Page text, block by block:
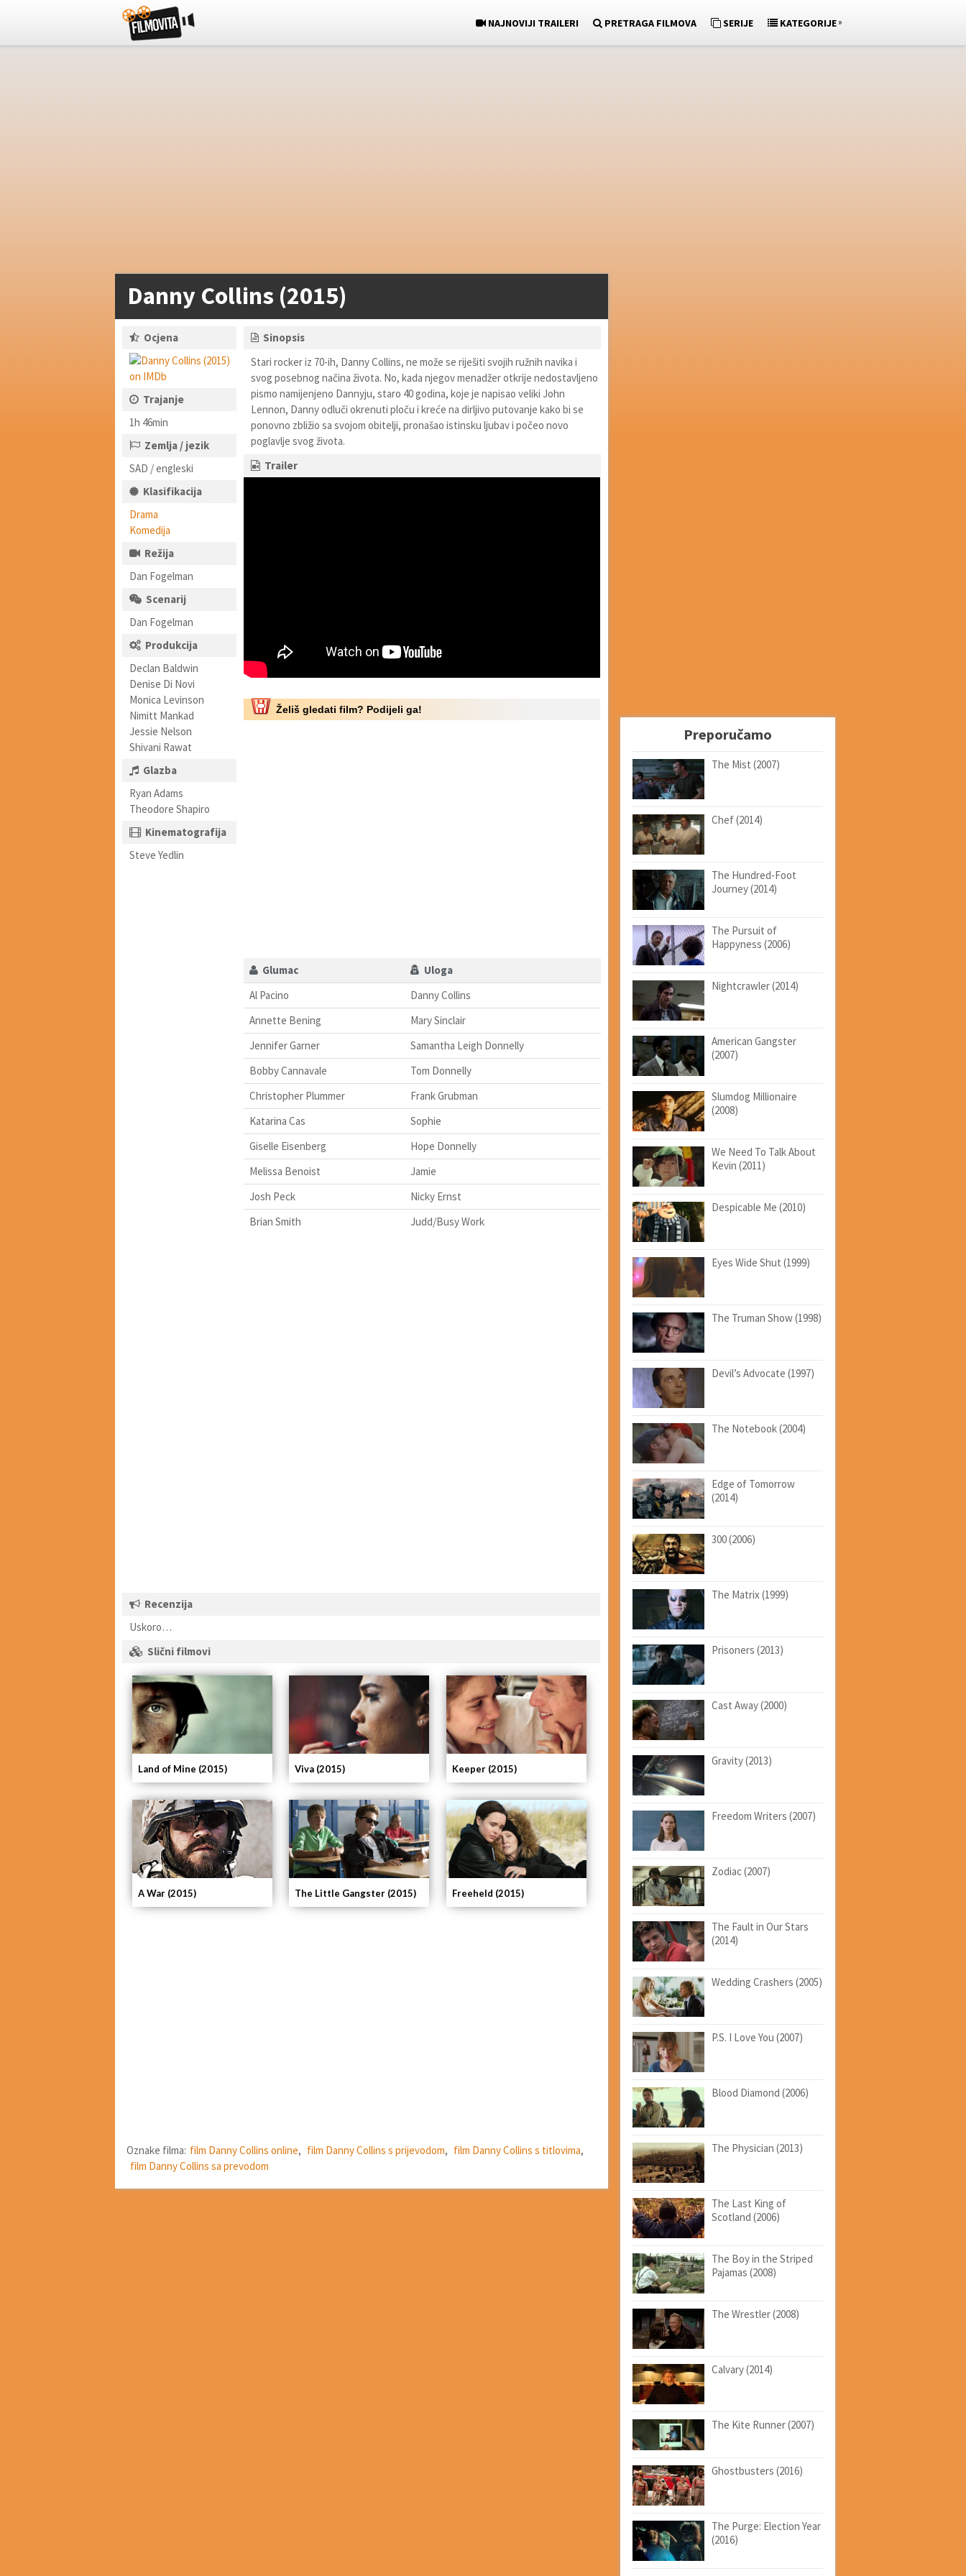
NAJNOVIJI TRAILERI PRETRAGA FILMOVA SERIJE KATEGORIJE»
Danny Collins (2015)
Ocjena
Trajanje
1h 46min
Zemlja / jezik
SAD / engleski
Klasifikacija
Drama
Komedija
Režija
Dan Fogelman
Scenarij
Dan Fogelman
Produkcija
Declan Baldwin
Denise Di Novi
Monica Levinson
Nimitt Mankad
Jessie Nelson
Shivani Rawat
Glazba
Ryan Adams
Theodore Shapiro
Kinematografija
Steve Yedlin
Sinopsis
Stari rocker iz 70-ih, Danny Collins, ne može se riješiti svojih ružnih navika i
svog posebnog načina života. No, kada njegov menadžer otkrije nedostavljeno
pismo namijenjeno Dannyju, staro 40 godina, koje je napisao veliki John
Lennon, Danny odluči okrenuti ploču i kreće na dirljivo putovanje kako bi se
ponovno zbližio sa svojom obitelji, pronašao istinsku ljubav i počeo novo
poglavlje svog života.
Trailer
Želiš gledati film? Podijeli ga!
Glumac
Uloga
Al Pacino
Danny Collins
Annette Bening
Mary Sinclair
Jennifer Garner
Samantha Leigh Donnelly
Bobby Cannavale
Tom Donnelly
Christopher Plummer
Frank Grubman
Katarina Cas
Sophie
Giselle Eisenberg
Hope Donnelly
Melissa Benoist
Jamie
Josh Peck
Nicky Ernst
Brian Smith
Judd/Busy Work
Recenzija
Uskoro…
Slični filmovi
Freeheld (2015)
The Little Gangster (2015)
A War (2015)
Keeper (2015)
Viva (2015)
Land of Mine (2015)
Oznake filma: film Danny Collins online, film Danny Collins s prijevodom, film Danny Collins s titlovima,
film Danny Collins sa prevodom
Preporučamo
The Mist (2007)
Chef (2014)
The Hundred-Foot
Journey (2014)
The Pursuit of
Happyness (2006)
Nightcrawler (2014)
American Gangster
(2007)
Slumdog Millionaire
(2008)
We Need To Talk About
Kevin (2011)
Despicable Me (2010)
Eyes Wide Shut (1999)
The Truman Show (1998)
Devil’s Advocate (1997)
The Notebook (2004)
Edge of Tomorrow
(2014)
300 (2006)
The Matrix (1999)
Prisoners (2013)
Cast Away (2000)
Gravity (2013)
Freedom Writers (2007)
Zodiac (2007)
The Fault in Our Stars
(2014)
Wedding Crashers (2005)
P.S. I Love You (2007)
Blood Diamond (2006)
The Physician (2013)
The Last King of
Scotland (2006)
The Boy in the Striped
Pajamas (2008)
The Wrestler (2008)
Calvary (2014)
The Kite Runner (2007)
Ghostbusters (2016)
The Purge: Election Year
(2016)